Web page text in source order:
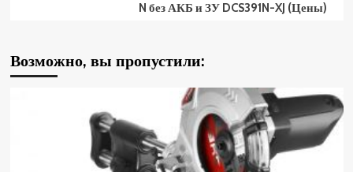
N без АКБ и ЗУ DCS391N-XJ (Цены)
Возможно, вы пропустили: